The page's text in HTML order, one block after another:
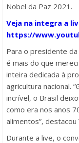
Nobel da Paz 2021.
Veja na integra a
https://
Para o presidente
é mais do que
inteira dedicada à
agricultura nacional.
incrível, o Brasil
como era nos anos
alimentos”, destacou
Durante a live, o